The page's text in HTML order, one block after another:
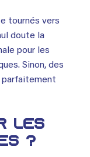
tournés vers
doute la
pour les
Sinon, des
parfaitement
LES
?